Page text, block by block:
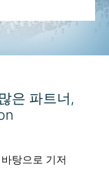
은 파트너,
탕으로 기저